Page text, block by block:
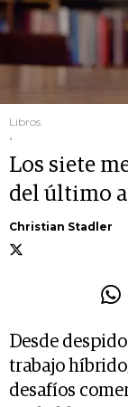
Libros.
.
Los siete
del último
Christian Stadler
Desde
trabajo
desafíos